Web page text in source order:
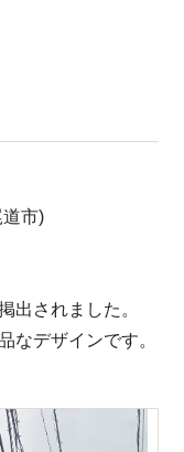
市)
出されました。
なデザインです。